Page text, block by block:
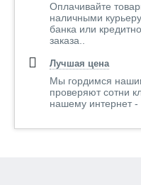
Оплачивайте
наличными
банка или
заказа..
Лучшая цена
Мы гордимся
проверяют сотни
нашему интернет -